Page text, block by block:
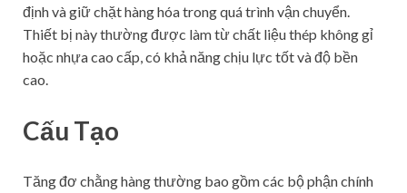
định và giữ chặt hàng hóa trong quá trình vận chuyển.
Thiết bị này thường được làm từ chất liệu thép không gỉ
hoặc nhựa cao cấp, có khả năng chịu lực tốt và độ bền
cao.
Cấu Tạo
Tăng đơ chằng hàng thường bao gồm các bộ phận chính